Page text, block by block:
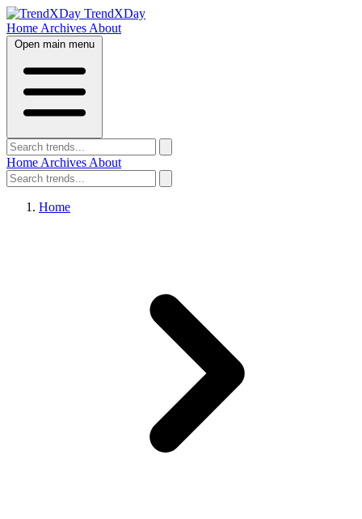
TrendXDay
Home Archives About
Open main menu
Home Archives About
Home